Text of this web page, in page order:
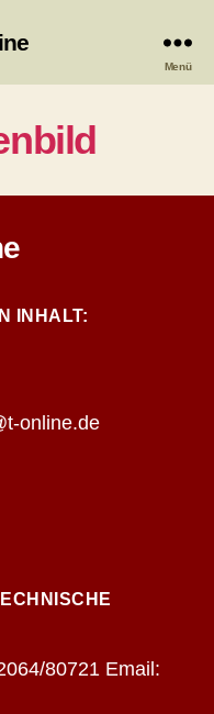
Menü
INHALT:
online.de
80721 Email: